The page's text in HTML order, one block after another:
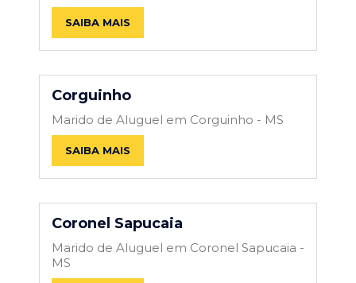
SAIBA MAIS
Corguinho
Marido de Aluguel em Corguinho - MS
SAIBA MAIS
Coronel Sapucaia
Marido de Aluguel em Coronel Sapucaia -
MS